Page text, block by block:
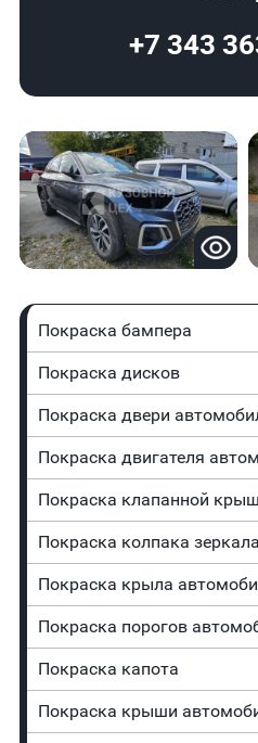
+7 343
Покраска бампера
Покраска дисков
Покраска двери
Покраска двигателя
Покраска клапанной
Покраска колпака зеркала
Покраска крыла
Покраска порогов
Покраска капота
Покраска крыши